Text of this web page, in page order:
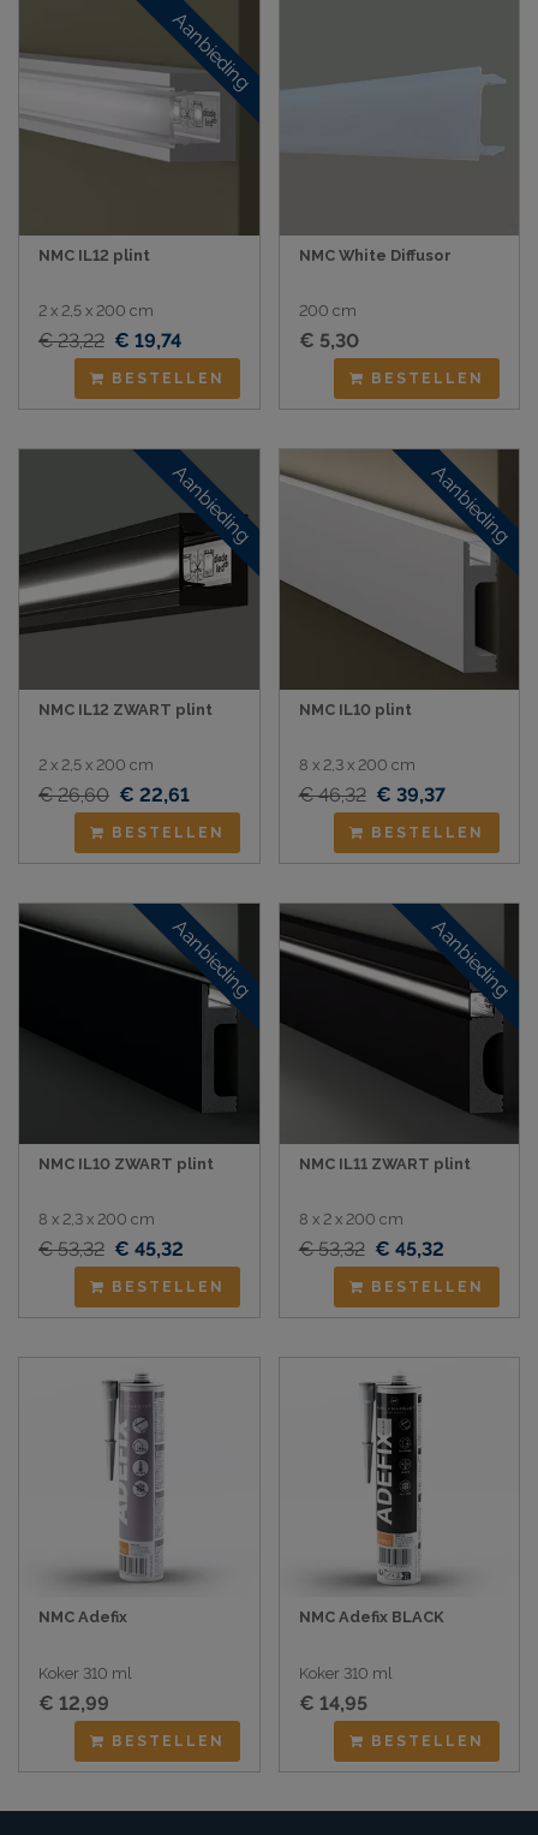
Aanbieding
NMC IL12 plint
2 x 2,5 x 200 cm
€ 23,22 € 19,74
BESTELLEN
NMC White Diffusor
200 cm
€ 5,30
BESTELLEN
Aanbieding
NMC IL12 ZWART plint
2 x 2,5 x 200 cm
€ 26,60 € 22,61
BESTELLEN
Aanbieding
NMC IL10 plint
8 x 2,3 x 200 cm
€ 46,32 € 39,37
BESTELLEN
Aanbieding
NMC IL10 ZWART plint
8 x 2,3 x 200 cm
€ 53,32 € 45,32
BESTELLEN
Aanbieding
NMC IL11 ZWART plint
8 x 2 x 200 cm
€ 53,32 € 45,32
BESTELLEN
NMC Adefix
Koker 310 ml
€ 12,99
BESTELLEN
NMC Adefix BLACK
Koker 310 ml
€ 14,95
BESTELLEN